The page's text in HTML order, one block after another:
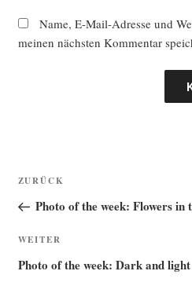
Name, E-Mail-Adresse und
meinen nächsten Kommentar
Beitragsnavigation
Vorheriger
Beitrag
ZURÜCK
Photo of the week: Flowers in
Nächster
Beitrag
WEITER
Photo of the week: Dark and